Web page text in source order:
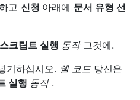
고 신청 아래에 문서 유형 선
크립트 실행 동작 그것에.
기하십시오. 쉘 코드 당신은
실행 동작 .